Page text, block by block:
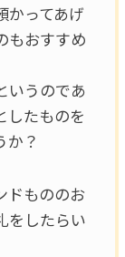
かってあげ
もおすすめ
いうのであ
したものを
か？
ドもののお
をしたらい